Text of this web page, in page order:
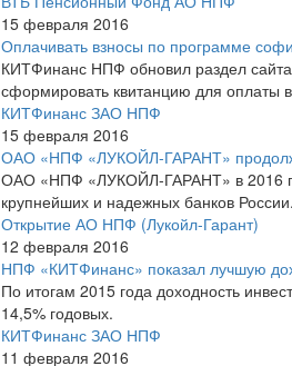
15 февраля 2016
Оплачивать взносы по программе
КИТФинанс НПФ обновил раздел
сформировать квитанцию для оплаты
КИТФинанс ЗАО НПФ
15 февраля 2016
ОАО «НПФ «ЛУКОЙЛ-ГАРАНТ»
ОАО «НПФ «ЛУКОЙЛ-ГАРАНТ» в 2016
крупнейших и надежных банков России.
Открытие АО НПФ (Лукойл-Гарант)
12 февраля 2016
НПФ «КИТФинанс» показал лучшую
По итогам 2015 года доходность
14,5% годовых.
КИТФинанс ЗАО НПФ
11 февраля 2016